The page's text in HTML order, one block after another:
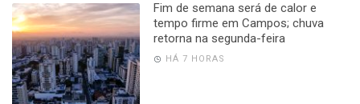
Fim de semana será de calor e
tempo firme em Campos; chuva
retorna na segunda-feira
HÁ 7 HORAS